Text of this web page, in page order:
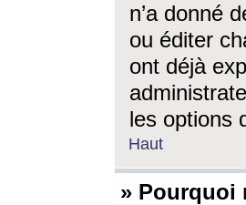
n’a donné
ou éditer
ont déjà
les options
Haut
» Pourquoi